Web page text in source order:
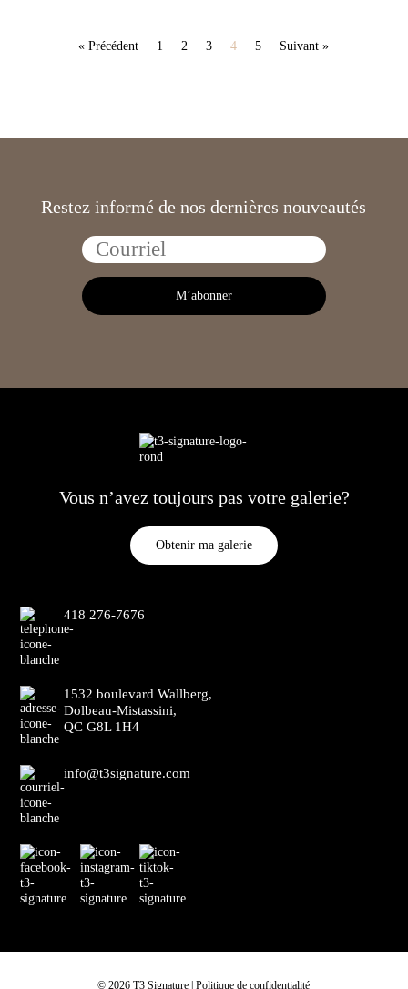
« Précédent 1 2 3 4 5 Suivant »
Restez informé de nos dernières nouveautés
Vous n’avez toujours pas votre galerie?
Obtenir ma galerie
418 276-7676
1532 boulevard Wallberg,
Dolbeau-Mistassini,
QC G8L 1H4
info@t3signature.com
©2026 T3 Signature |Politique de confidentialité